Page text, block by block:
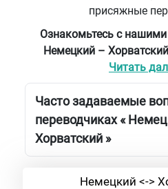
присяжные
Ознакомьтесь с
Немецкий –
Читать
Часто задаваемые
переводчиках «
Хорватский »
Немецкий <->